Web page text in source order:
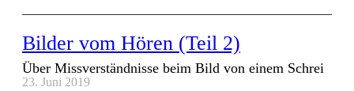
Bilder vom Hören (Teil 2)
Über Missverständnisse beim Bild von einem Schrei
23. Juni 2019